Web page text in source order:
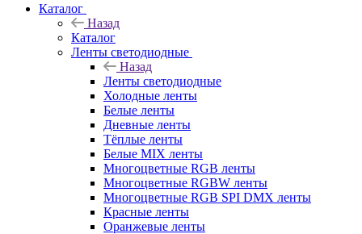
Каталог
Назад
Каталог
Ленты светодиодные
Назад
Ленты светодиодные
Холодные ленты
Белые ленты
Дневные ленты
Тёплые ленты
Белые MIX ленты
Многоцветные RGB ленты
Многоцветные RGBW ленты
Многоцветные RGB SPI DMX ленты
Красные ленты
Оранжевые ленты